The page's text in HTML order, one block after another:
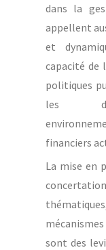
dans la
appellent
et
capacité de
politiques
les
financiers
La mise en
sont des